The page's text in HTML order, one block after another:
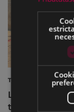
TURISMO
La diputada